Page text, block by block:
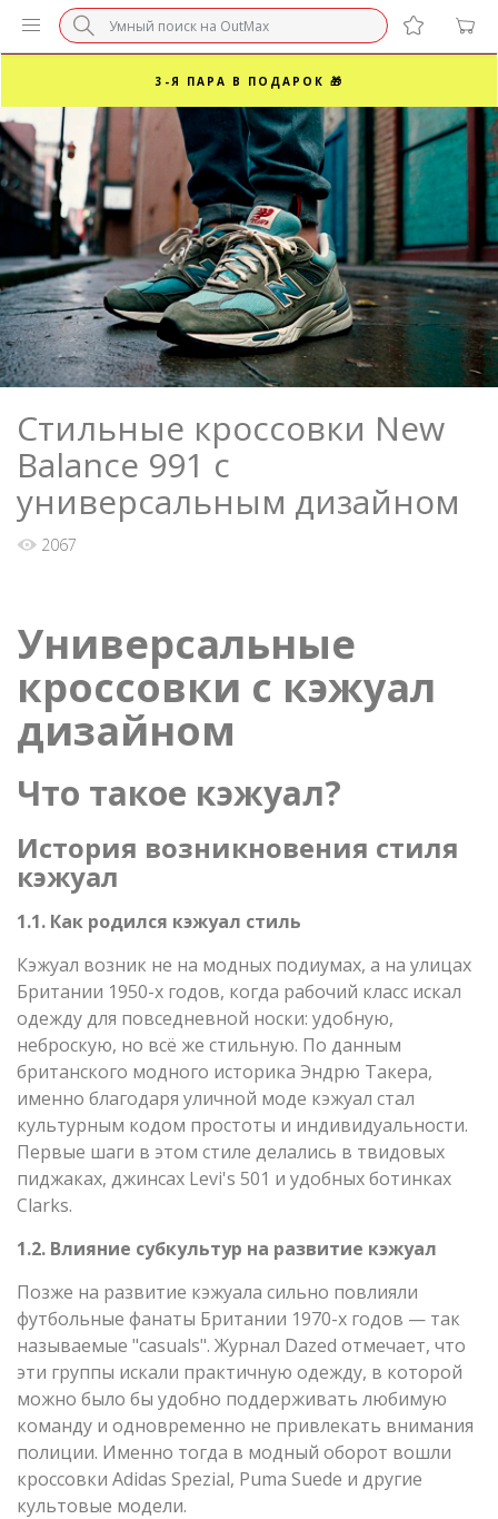
БЕЗ НАЦЕНКИ МАРКЕТПЛЕЙСОВ ⚡ ВАШ РАЗМЕР
3-Я ПАРА В ПОДАРОК 🎁
ПОСЛЕДНИЕ РАЗМЕРЫ ОТ 1500₽⚡️
СУПЕРАКЦИЯ 🔥 2-Я ПАРА -50%
Стильные кроссовки New
Balance 991 с
универсальным дизайном
2067
Универсальные
кроссовки с кэжуал
дизайном
Что такое кэжуал?
История возникновения стиля
кэжуал
1.1. Как родился кэжуал стиль
Кэжуал возник не на модных подиумах, а на улицах
Британии 1950-х годов, когда рабочий класс искал
одежду для повседневной носки: удобную,
неброскую, но всё же стильную. По данным
британского модного историка Эндрю Такера,
именно благодаря уличной моде кэжуал стал
культурным кодом простоты и индивидуальности.
Первые шаги в этом стиле делались в твидовых
пиджаках, джинсах Levi's 501 и удобных ботинках
Clarks.
1.2. Влияние субкультур на развитие кэжуал
Позже на развитие кэжуала сильно повлияли
футбольные фанаты Британии 1970-х годов — так
называемые "casuals". Журнал Dazed отмечает, что
эти группы искали практичную одежду, в которой
можно было бы удобно поддерживать любимую
команду и одновременно не привлекать внимания
полиции. Именно тогда в модный оборот вошли
кроссовки Adidas Spezial, Puma Suede и другие
культовые модели.